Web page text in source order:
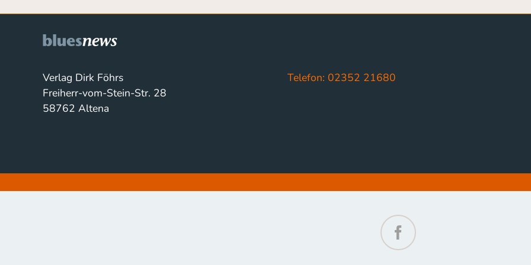
Verlag Dirk Föhrs
Freiherr-vom-Stein-Str. 28
58762 Altena
Telefon: 02352 21680